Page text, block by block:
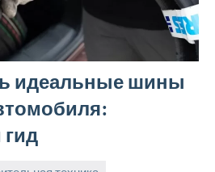
идеальные шины
гид